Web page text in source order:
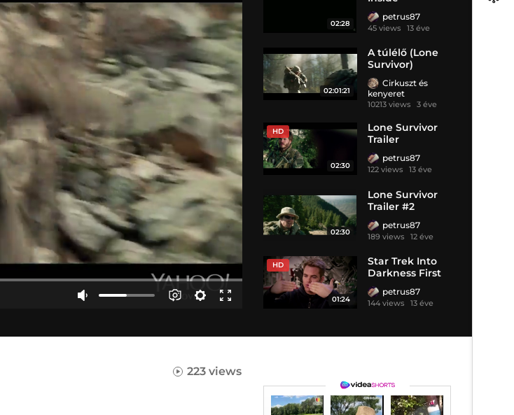
02:28
Featurette
petrus87
45 views 13 éve
02:01:21
A túlélő (Lone
Survivor)
Cirkuszt és
kenyeret
10213 views 3 éve
HD
02:30
Lone Survivor
Trailer
petrus87
122 views 13 éve
02:30
Lone Survivor
Trailer #2
petrus87
189 views 12 éve
HD
01:24
Star Trek Into
Darkness First
Look Featurette
petrus87
144 views 13 éve
223 views